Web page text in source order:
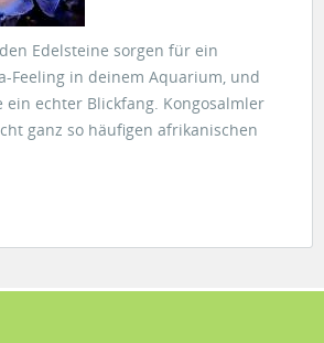
Edelsteine sorgen für ein
Feeling in deinem Aquarium, und
ein echter Blickfang. Kongosalmler
ganz so häufigen afrikanischen